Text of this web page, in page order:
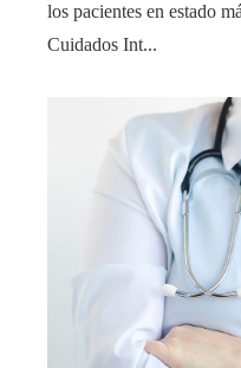
los pacientes en estado
Cuidados Int...